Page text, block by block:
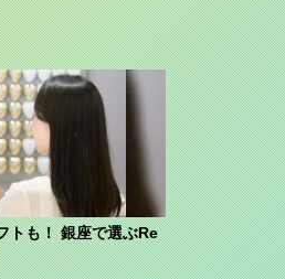
トも！ 銀座で選ぶRe